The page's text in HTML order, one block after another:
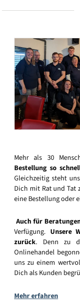
Mehr als 30
Bestellung so
Gleichzeitig steht
Dich mit Rat und Tat
eine Bestellung oder
Auch für
Verfügung. Unsere
zurück. Denn zu
Onlinehandel
uns zu einem
Dich als Kunden
Mehr erfahren